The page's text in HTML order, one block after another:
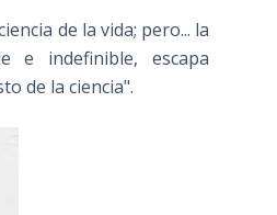
de la vida; pero... la
e indefinible, escapa
de la ciencia".